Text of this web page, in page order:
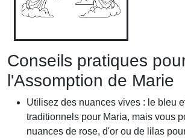
Conseils pratiques
l'Assomption de Marie
Utilisez des nuances vives : le bleu
traditionnels pour Maria, mais vous
nuances de rose, d'or ou de lilas